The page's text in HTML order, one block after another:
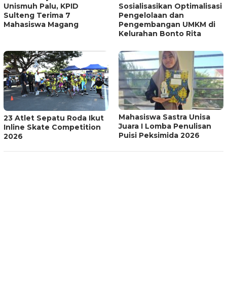
Unismuh Palu, KPID
Sulteng Terima 7
Mahasiswa Magang
Sosialisasikan Optimalisasi
Pengelolaan dan
Pengembangan UMKM di
Kelurahan Bonto Rita
23 Atlet Sepatu Roda Ikut
Inline Skate Competition
2026
Mahasiswa Sastra Unisa
Juara I Lomba Penulisan
Puisi Peksimida 2026